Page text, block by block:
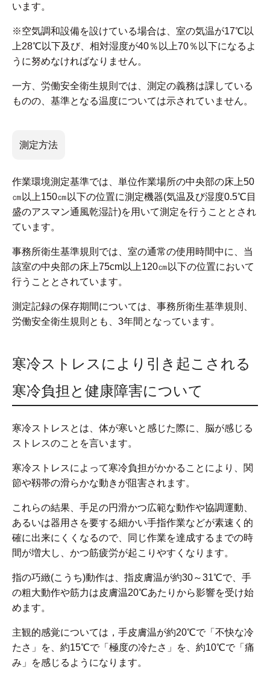
います。
※空気調和設備を設けている場合は、室の気温が17℃以
上28℃以下及び、相対湿度が40％以上70％以下になるよ
うに努めなければなりません。
一方、労働安全衛生規則では、測定の義務は課している
ものの、基準となる温度については示されていません。
測定方法
作業環境測定基準では、単位作業場所の中央部の床上50
㎝以上150㎝以下の位置に測定機器(気温及び湿度0.5℃目
盛のアスマン通風乾湿計)を用いて測定を行うこととされ
ています。
事務所衛生基準規則では、室の通常の使用時間中に、当
該室の中央部の床上75cm以上120㎝以下の位置において
行うこととされています。
測定記録の保存期間については、事務所衛生基準規則、
労働安全衛生規則とも、3年間となっています。
寒冷ストレスにより引き起こされる
寒冷負担と健康障害について
寒冷ストレスとは、体が寒いと感じた際に、脳が感じる
ストレスのことを言います。
寒冷ストレスによって寒冷負担がかかることにより、関
節や靱帯の滑らかな動きが阻害されます。
これらの結果、手足の円滑かつ広範な動作や協調運動、
あるいは器用さを要する細かい手指作業などが素速く的
確に出来にくくなるので、同じ作業を達成するまでの時
間が増大し、かつ筋疲労が起こりやすくなります。
指の巧緻(こうち)動作は、指皮膚温が約30～31℃で、手
の粗大動作や筋力は皮膚温20℃あたりから影響を受け始
めます。
主観的感覚については，手皮膚温が約20℃で「不快な冷
たさ」を、約15℃で「極度の冷たさ」を、約10℃で「痛
み」を感じるようになります。